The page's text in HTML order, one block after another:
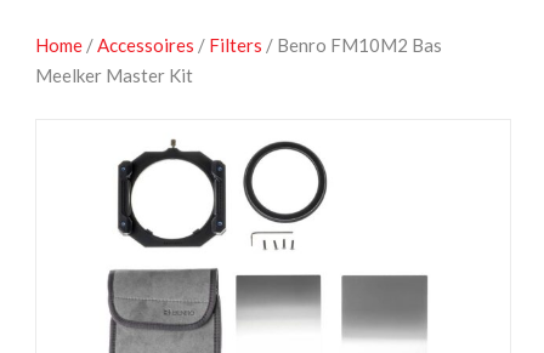
Home /Accessoires / Filters / Benro FM10M2 Bas
Meelker Master Kit